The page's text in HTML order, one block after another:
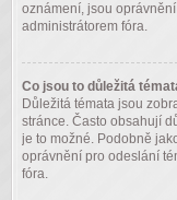
oznámení, jsou
administrátorem fóra.
Co jsou to důležitá
Důležitá témata jsou
stránce. Často obsahují
je to možné. Podobně
oprávnění pro odeslání
fóra.